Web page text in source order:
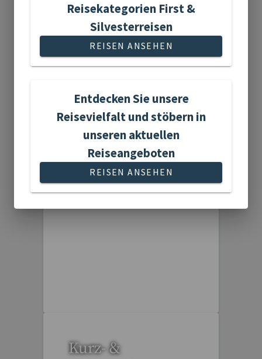
6 Reisen gefunden
Gartenreisen
Kurz- &
Reisekategorien First &
Silvesterreisen
REISEN ANSEHEN
Entdecken Sie unsere
Reisevielfalt und stöbern in
unseren aktuellen
Reiseangeboten
REISEN ANSEHEN